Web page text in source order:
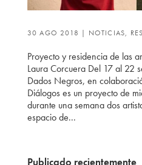
30 AGO 2018 | NOTICIAS,
Proyecto y residencia de las
Laura Corcuera Del 17 al 22
Dados Negros, en
Diálogos es un proyecto de
durante una semana dos
espacio de...
Publicado recientemente